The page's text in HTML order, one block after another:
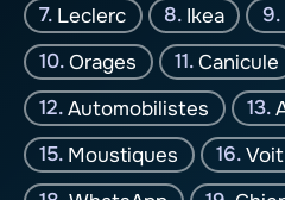
Leclerc
Ikea
Orages
Canicule
Automobilistes
Moustiques